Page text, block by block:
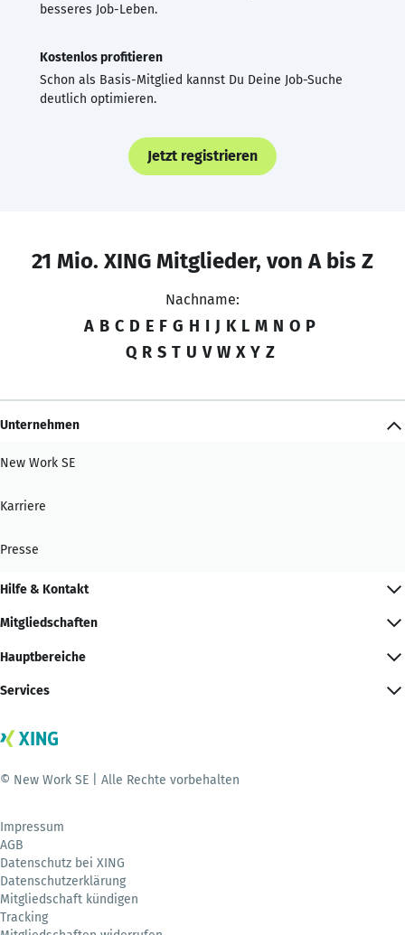
besseres Job-Leben.
Kostenlos profitieren
Schon als Basis-Mitglied kannst Du Deine Job-Suche
deutlich optimieren.
Jetzt registrieren
21 Mio. XING Mitglieder, von A bis Z
Nachname:
A B C D E F G H I J K L M N O P
Q R S T U V W X Y Z
Unternehmen
New Work SE
Karriere
Presse
Hilfe & Kontakt
Mitgliedschaften
Hauptbereiche
Services
© New Work SE | Alle Rechte vorbehalten
Impressum
AGB
Datenschutz bei XING
Datenschutzerklärung
Mitgliedschaft kündigen
Tracking